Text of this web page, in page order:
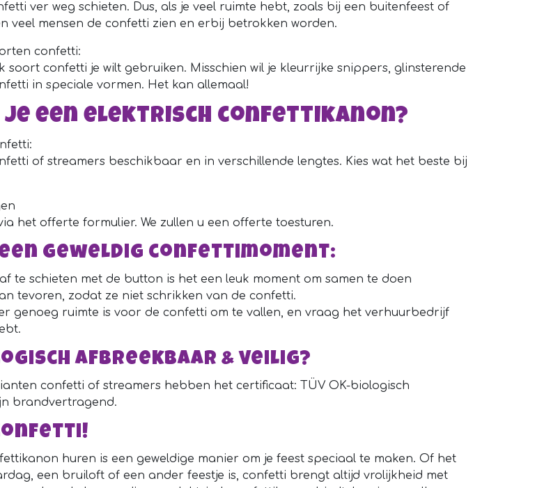
ver weg schieten. Dus, als je veel ruimte hebt, zoals bij een buitenfeest of
veel mensen de confetti zien en erbij betrokken worden.
confetti:
soort confetti je wilt gebruiken. Misschien wil je kleurrijke snippers, glinsterende
in speciale vormen. Het kan allemaal!
je een elektrisch confettikanon?
of streamers beschikbaar en in verschillende lengtes. Kies wat het beste bij
het offerte formulier. We zullen u een offerte toesturen.
geweldig confettimoment:
te schieten met de button is het een leuk moment om samen te doen
tevoren, zodat ze niet schrikken van de confetti.
genoeg ruimte is voor de confetti om te vallen, en vraag het verhuurbedrijf
afbreekbaar & veilig?
confetti of streamers hebben het certificaat: TÜV OK-biologisch
brandvertragend.
huren is een geweldige manier om je feest speciaal te maken. Of het
een bruiloft of een ander feestje is, confetti brengt altijd vrolijkheid met